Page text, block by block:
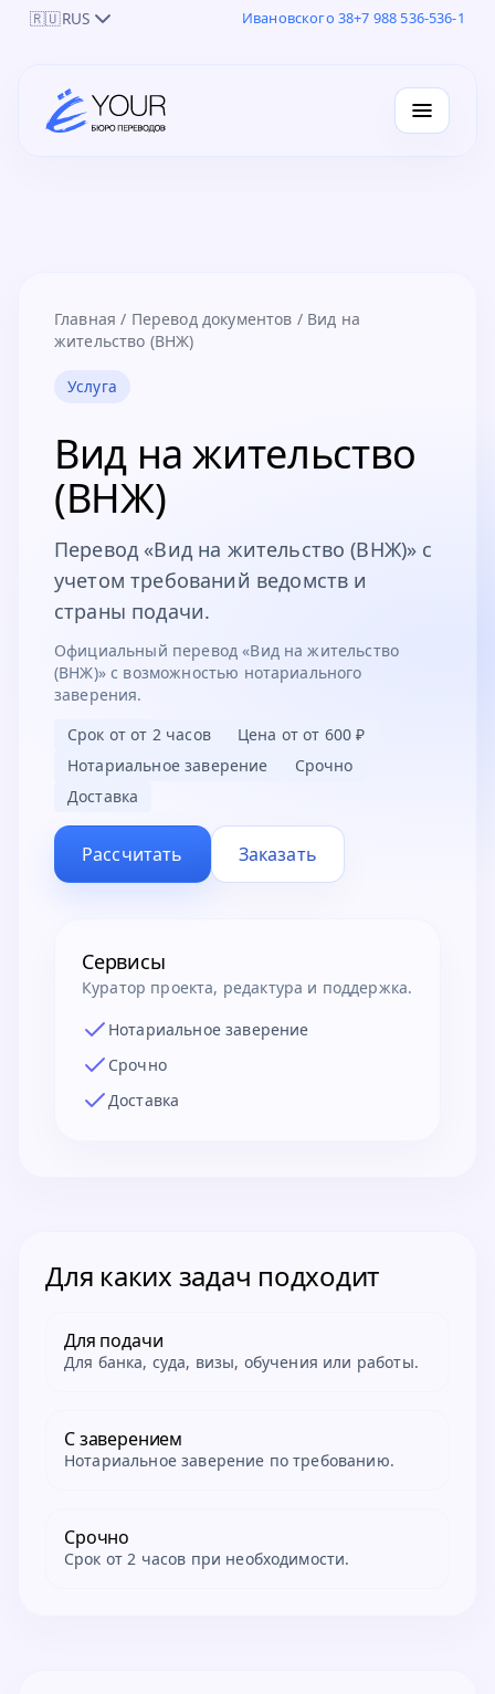
🇷🇺RUS Ивановского 38+7 988 536-536-1
Главная / Перевод документов / Вид на
жительство (ВНЖ)
Услуга
Вид на жительство
(ВНЖ)
Перевод «Вид на жительство (ВНЖ)» с
учетом требований ведомств и
страны подачи.
Официальный перевод «Вид на жительство
(ВНЖ)» с возможностью нотариального
заверения.
Срок отот 2 часов Цена отот 600 ₽
Нотариальное заверение
Срочно
Доставка
Рассчитать Заказать
Сервисы
Куратор проекта, редактура и поддержка.
Нотариальное заверение
Срочно
Доставка
Для каких задач подходит
Для подачи
Для банка, суда, визы, обучения или работы.
С заверением
Нотариальное заверение по требованию.
Срочно
Срок от 2 часов при необходимости.